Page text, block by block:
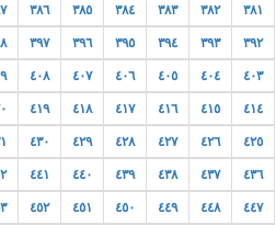
٣٨١ ٣٨٢ ٣٨٣ ٣٨٤ ٣٨٥ ٣٨٦
٣٩٢ ٣٩٣ ٣٩٤ ٣٩٥ ٣٩٦ ٣٩٧
٤٠٣ ٤٠٤ ٤٠٥ ٤٠٦ ٤٠٧ ٤٠٨
٤١٤ ٤١٥ ٤١٦ ٤١٧ ٤١٨ ٤١٩
٤٢٥ ٤٢٦ ٤٢٧ ٤٢٨ ٤٢٩ ٤٣٠
٤٣٦ ٤٣٧ ٤٣٨ ٤٣٩ ٤٤٠ ٤٤١
٤٤٧ ٤٤٨ ٤٤٩ ٤٥٠ ٤٥١ ٤٥٢